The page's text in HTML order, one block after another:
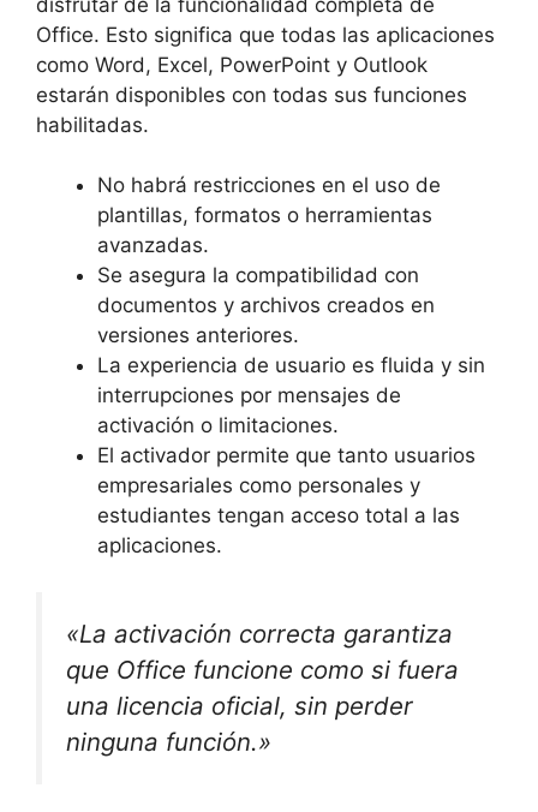
Office. Esto significa que todas las aplicaciones
como Word, Excel, PowerPoint y Outlook
estarán disponibles con todas sus funciones
habilitadas.
No habrá restricciones en el uso de
plantillas, formatos o herramientas
avanzadas.
Se asegura la compatibilidad con
documentos y archivos creados en
versiones anteriores.
La experiencia de usuario es fluida y sin
interrupciones por mensajes de
activación o limitaciones.
El activador permite que tanto usuarios
empresariales como personales y
estudiantes tengan acceso total a las
aplicaciones.
«La activación correcta garantiza
que Office funcione como si fuera
una licencia oficial, sin perder
ninguna función.»